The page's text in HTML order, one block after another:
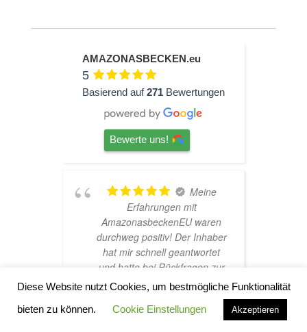
AMAZONASBECKEN.eu
5
Basierend auf271 Bewertungen
Bewerte uns!
TOP
Hardscape im Laden und
sehr nette Beratung! Ich bin
super Glücklich mit meinem
Beståbecken
Diese Website nutzt Cookies, um bestmögliche Funktionalität
bieten zu können.
Cookie Einstellungen Akzeptieren